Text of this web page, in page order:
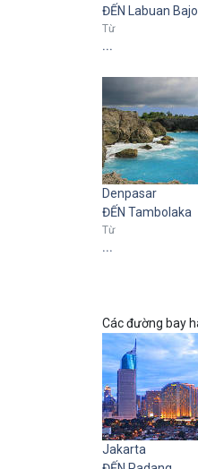
ĐẾN Labuan Bajo
Từ
...
Denpasar
ĐẾN Tambolaka
Từ
...
Các đường bay
Jakarta